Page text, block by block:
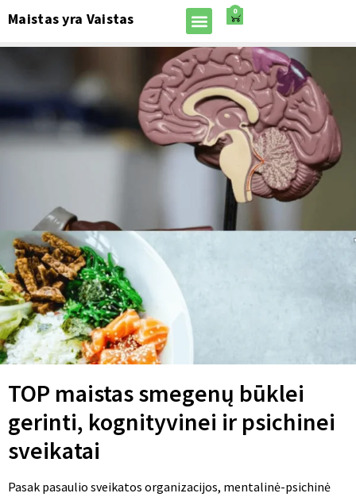
Maistas yra Vaistas 0
TOP maistas smegenų būklei
gerinti, kognityvinei ir psichinei
sveikatai
Pasak pasaulio sveikatos organizacijos, mentalinė-psichinė